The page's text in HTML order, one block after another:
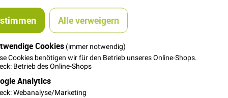
Alle verweigern
Cookies (immer notwendig)
Cookies benötigen wir für den Betrieb unseres Online-Shops.
Betrieb des Online-Shops
Analytics
Webanalyse/Marketing
Alt! Ideal für Kinderbekleidung oder auch stylischen Workwear